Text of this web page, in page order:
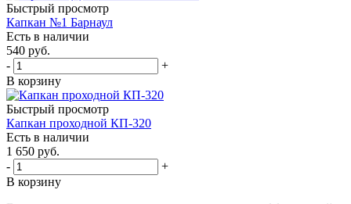
Быстрый просмотр
Капкан №1 Барнаул
Есть в наличии
540 руб.
-
+
В корзину
Быстрый просмотр
Капкан проходной КП-320
Есть в наличии
1 650 руб.
-
+
В корзину